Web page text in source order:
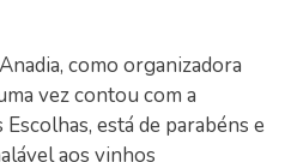
como organizadora
vez contou com a
está de parabéns e
aos vinhos